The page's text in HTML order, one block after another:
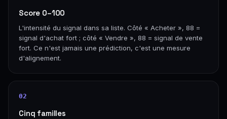
Score 0–100
L'intensité du signal dans sa liste. Côté « Acheter », 88 =
signal d'achat fort ; côté « Vendre », 88 = signal de vente
fort. Ce n'est jamais une prédiction, c'est une mesure
d'alignement.
02
Cinq familles